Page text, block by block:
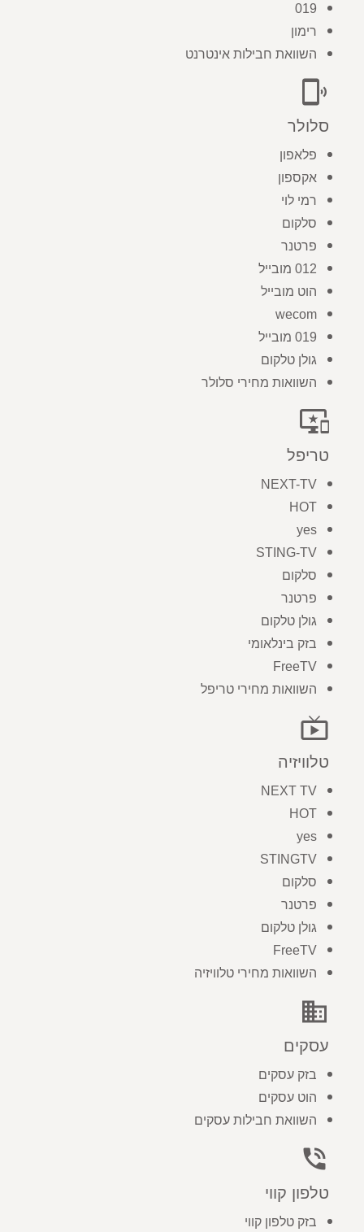
019
רימון
השוואת חבילות אינטרנט
phonelink_ring
סלולר
פלאפון
אקספון
רמי לוי
סלקום
פרטנר
012 מובייל
הוט מובייל
wecom
019 מובייל
גולן טלקום
השוואות מחירי סלולר
important_devices
טריפל
NEXT-TV
HOT
yes
STING-TV
סלקום
פרטנר
גולן טלקום
בזק בינלאומי
FreeTV
השוואות מחירי טריפל
live_tv
טלוויזיה
NEXT TV
HOT
yes
STINGTV
סלקום
פרטנר
גולן טלקום
FreeTV
השוואות מחירי טלוויזיה
business
עסקים
בזק עסקים
הוט עסקים
השוואת חבילות עסקים
phone_in_talk
טלפון קווי
בזק טלפון קווי